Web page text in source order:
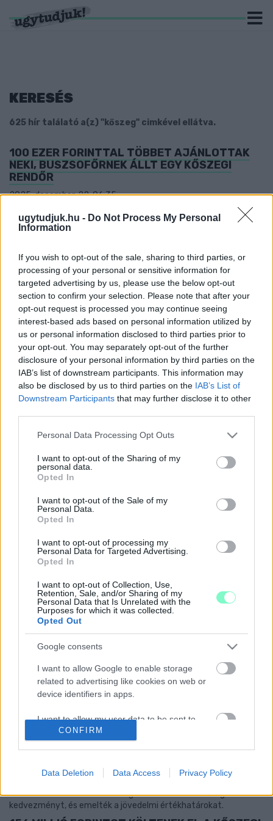
ugytudjuk.hu - Do Not Process My Personal
Information
If you wish to opt-out of the sale, sharing to third parties, or
processing of your personal or sensitive information for
targeted advertising by us, please use the below opt-out
section to confirm your selection. Please note that after your
opt-out request is processed you may continue seeing
interest-based ads based on personal information utilized by
us or personal information disclosed to third parties prior to
your opt-out. You may separately opt-out of the further
disclosure of your personal information by third parties on the
IAB’s list of downstream participants. This information may
also be disclosed by us to third parties on the IAB’s List of
Downstream Participants that may further disclose it to other
Please note that this website/app uses one or more Google
not limited to your visit or usage behaviour. You may click to
grant or deny consent to Google and its third-party tags to
use your data for below specified purposes in below Google
consent section.
Personal Data Processing Opt Outs
I want to opt-out of the Sharing of my
personal data.
Opted In
I want to opt-out of the Sale of my
Personal Data.
Opted In
I want to opt-out of processing my
Personal Data for Targeted Advertising.
Opted In
I want to opt-out of Collection, Use,
Retention, Sale, and/or Sharing of my
Personal Data that Is Unrelated with the
Purposes for which it was collected.
Opted Out
Google consents
I want to allow Google to enable storage
related to advertising like cookies on web or
device identifiers in apps.
I want to allow my user data to be sent to
Google for online advertising purposes.
personalized advertising.
I want to allow Google to enable storage
related to analytics like cookies on web or
CONFIRM
Data Deletion Data Access Privacy Policy
KERESÉS
625 hír találató a(z) "kőszeg" cimkével ellátva.
100 EZER FORINTTAL TÖBBET AJÁNLOTTAK
NEKI, BUSZSOFŐRNEK ÁLLT EGY KŐSZEGI
RENDŐR
2025. december. 22. 06:35
Erről az újabb 5 évre kapitánynak kinevezett Maxim László
beszélt.
KÖRMEND 2X2 SÁVOS, GULYÁS GERGELY CSAK
MA BESZÉLT ARRÓL, HOGY DÖNTÖTT EZEKRŐL
A KORMÁNY
2025. december. 10. 14:05
A Kőszeg - Szombathely gyorsforgalmi története már 2017-től
íródik.
HASZNÁLT BÚTOROKAT ÁRULT A NETEN EGY
KŐSZEGI FÉRFI, MAJD MIUTÁN KIFIZETTÉK,
NEM KÜLDTE EL AZ ÁRÚT
2025. december. 08. 08:51
3 és fél millió forintot keresett így.
ADÓT EMEL A FIDESZES TÖBBSÉGŰ KŐSZEGI
KÉPVISELŐTESTÜLET
Minden érintett adónem közel a duplájára emelkedik.
2027 MÁSODIK FELÉRE KÉSZÜL EL A 19
KŐSZEGI MÁV GYERMEKOTTHON
2025. november. 20. 15:53
VÉDETT TERÜLETEN GURULÓ MOTOROSOKAT
FOGTAK A KŐSZEGI-HEGYEN
Rendőri intézkedésre is sor került.
ELKAPTÁK A RENDŐRÖK A KŐSZEGI
BECSÜLETKASSZÁK KIFOSZTÓIT
Két borsodi fiatal nem tisztelte a kisváros hagyományait.
ALÁÍRTÁK - MAGYARORSZÁGON, KŐSZEGEN
JÖN LÉTRE AZ ENSZ EGYETEM ÚJ OKTATÓ- ÉS
KUTATÓINTÉZETE
A volt Keleti blokkban elsőként létesülő ENSZ Egyetemi Intézet
egyedülálló tudományos központként fog működni.
EMELTÉK A HAJLÉKTALANOK LAKBÉRÉT
Eltörölték a bérlakásoknál eddig alkalmazható minőségi
kedvezményt, és emelték a jövedelmi értékhatárokat.